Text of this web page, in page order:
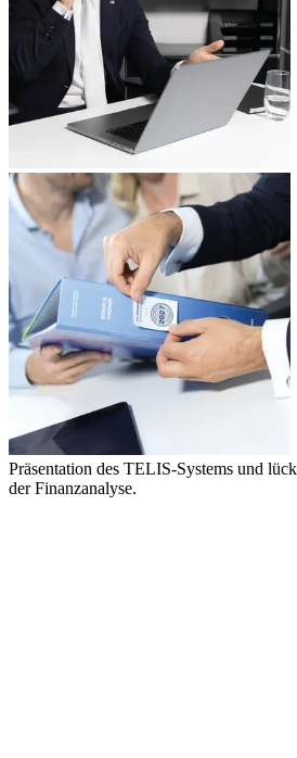
Präsentation des TELIS-Systems und
der Finanzanalyse.